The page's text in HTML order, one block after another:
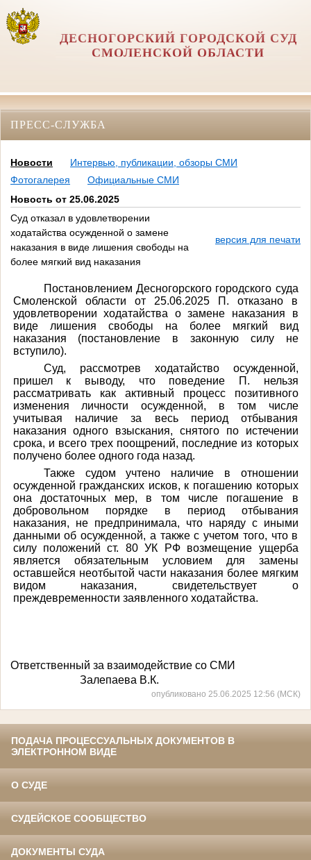
ДЕСНОГОРСКИЙ ГОРОДСКОЙ СУД
СМОЛЕНСКОЙ ОБЛАСТИ
ПРЕСС-СЛУЖБА
Новости
Интервью, публикации, обзоры СМИ
Фотогалерея
Официальные СМИ
Новость от 25.06.2025
Суд отказал в удовлетворении
ходатайства осужденной о замене
наказания в виде лишения свободы на
более мягкий вид наказания
версия для печати
Постановлением Десногорского городского суда
Смоленской области от 25.06.2025 П. отказано в
удовлетворении ходатайства о замене наказания в
виде лишения свободы на более мягкий вид
наказания (постановление в законную силу не
вступило).
Суд, рассмотрев ходатайство осужденной,
пришел к выводу, что поведение П. нельзя
рассматривать как активный процесс позитивного
изменения личности осужденной, в том числе
учитывая наличие за весь период отбывания
наказания одного взыскания, снятого по истечении
срока, и всего трех поощрений, последние из которых
получено более одного года назад.
Также судом учтено наличие в отношении
осужденной гражданских исков, к погашению которых
она достаточных мер, в том числе погашение в
добровольном порядке в период отбывания
наказания, не предпринимала, что наряду с иными
данными об осужденной, а также с учетом того, что в
силу положений ст. 80 УК РФ возмещение ущерба
является обязательным условием для замены
оставшейся неотбытой части наказания более мягким
видом наказания, свидетельствует о
преждевременности заявленного ходатайства.
Ответственный за взаимодействие со СМИ
Залепаева В.К.
опубликовано 25.06.2025 12:56 (МСК)
ПОДАЧА ПРОЦЕССУАЛЬНЫХ ДОКУМЕНТОВ В
ЭЛЕКТРОННОМ ВИДЕ
О СУДЕ
СУДЕЙСКОЕ СООБЩЕСТВО
ДОКУМЕНТЫ СУДА